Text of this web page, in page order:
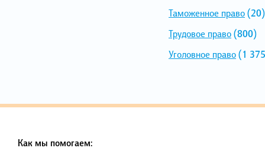
Таможенное право(20)
Трудовое право(800)
Уголовное право(1
Как мы помогаем: